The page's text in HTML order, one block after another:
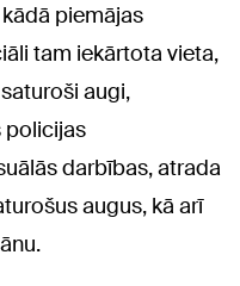
piemājas
tam iekārtota vieta,
augi,
policijas
darbības, atrada
augus, kā arī